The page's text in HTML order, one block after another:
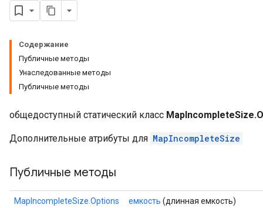
Содержание
Публичные методы
Унаследованные методы
Публичные методы
общедоступный статический класс
Дополнительные атрибуты для MapIncompleteSize
Публичные методы
MapIncompleteSize.Options емкость (длинная емкость)